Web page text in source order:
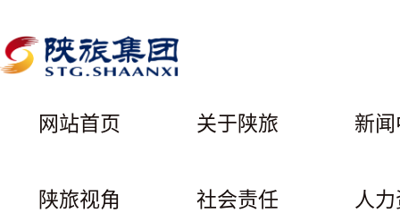
网站首页 关于陕旅 新
陕旅视角 社会责任 人